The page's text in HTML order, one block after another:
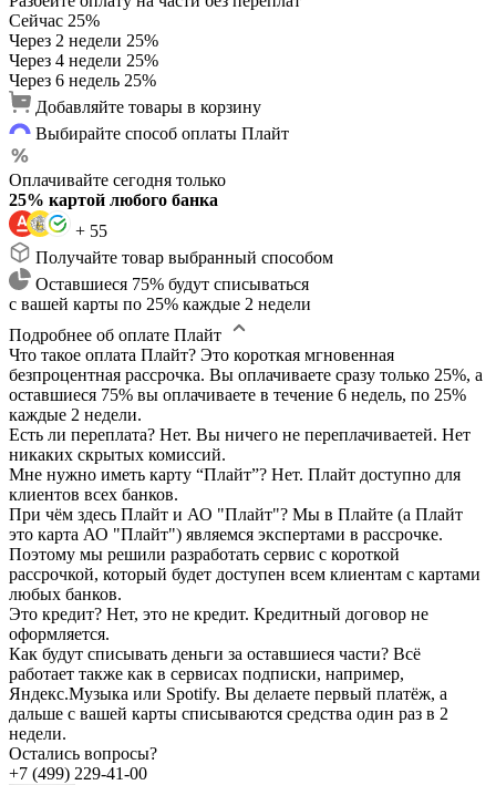
Сейчас 25%
Через 2 недели 25%
Через 4 недели 25%
Через 6 недель 25%
Добавляйте товары в корзину
Выбирайте способ оплаты Плайт
Оплачивайте сегодня только
25% картой любого банка
+ 55
Получайте товар выбранный способом
Оставшиеся 75% будут списываться
с вашей карты по 25% каждые 2 недели
Подробнее об оплате Плайт
Что такое оплата Плайт? Это короткая мгновенная
безпроцентная рассрочка. Вы оплачиваете сразу только 25%, а
оставшиеся 75% вы оплачиваете в течение 6 недель, по 25%
каждые 2 недели.
Есть ли переплата? Нет. Вы ничего не переплачиваетей. Нет
никаких скрытых комиссий.
Мне нужно иметь карту “Плайт”? Нет. Плайт доступно для
клиентов всех банков.
При чём здесь Плайт и АО "Плайт"? Мы в Плайте (а Плайт
это карта АО "Плайт") являемся экспертами в рассрочке.
Поэтому мы решили разработать сервис с короткой
рассрочкой, который будет доступен всем клиентам с картами
любых банков.
Это кредит? Нет, это не кредит. Кредитный договор не
оформляется.
Как будут списывать деньги за оставшиеся части? Всё
работает также как в сервисах подписки, например,
Яндекс.Музыка или Spotify. Вы делаете первый платёж, а
дальше с вашей карты списываются средства один раз в 2
недели.
Остались вопросы?
+7 (499) 229-41-00